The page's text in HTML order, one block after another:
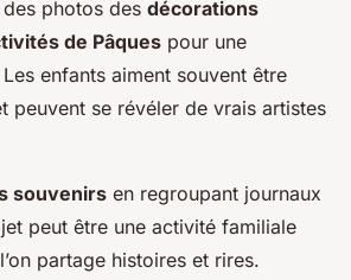
photos des décorations
de Pâques pour une
enfants aiment souvent être
peuvent se révéler de vrais artistes
souvenirs en regroupant journaux
peut être une activité familiale
partage histoires et rires.